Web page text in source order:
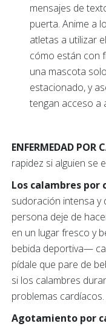
mensajes de
puerta. Anime a
atletas a utilizar
cómo están con
una mascota
estacionado, y
tengan acceso a
ENFERMEDAD POR
rapidez si alguien se
Los calambres por
sudoración intensa y
persona deje de
en un lugar fresco y
bebida deportiva—
pídale que pare de
si los calambres
problemas cardíacos.
Agotamiento por